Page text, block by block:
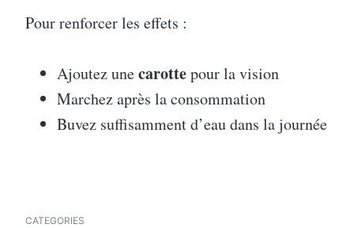
Pour renforcer les effets :
Ajoutez unecarottepour la vision
Marchez après la consommation
Buvez suffisamment d’eau dans la journée
CATEGORIES